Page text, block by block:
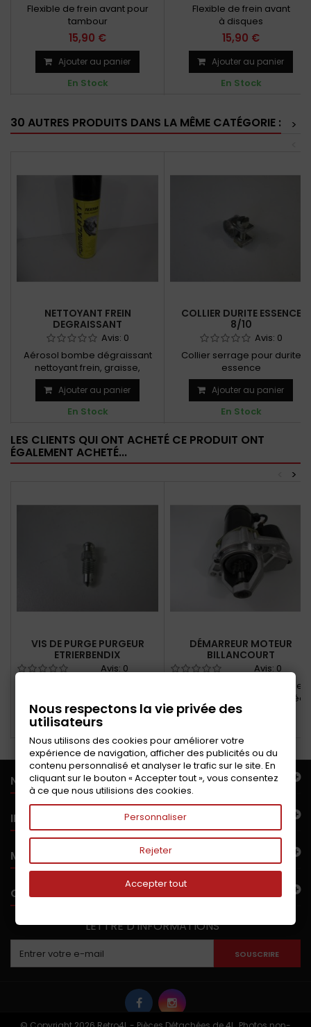
Flexible de frein avant pour
tambour
15,90 €
Ajouter au panier
En Stock
Flexible de frein avant
à disques
15,90 €
Ajouter au panier
En Stock
30 AUTRES PRODUITS DANS LA MÊME CATÉGORIE :
>
NETTOYANT FREIN
DEGRAISSANT
Avis: 0
Aérosol bombe dégraissant
nettoyant frein, graisse,
goudron et colle fraîche
Ajouter au panier
En Stock
COLLIER DURITE ESSENCE
8/10
Avis: 0
Collier serrage pour durite
essence
Ajouter au panier
En Stock
LES CLIENTS QUI ONT ACHETÉ CE PRODUIT ONT
ÉGALEMENT ACHETÉ...
>
VIS DE PURGE PURGEUR
ETRIERBENDIX
Avis: 0
Ajouter au panier
DÉMARREUR MOTEUR
BILLANCOURT
Avis: 0
Démarreur court 2 trous de
fixation puissance renforcée
NOTRE OFFRE
INFORMATIONS
MON COMPTE
CONTACTEZ-NOUS
LETTRE D'INFORMATIONS
SOUSCRIRE
Nous respectons la vie privée des
utilisateurs
Nous utilisons des cookies pour améliorer votre
expérience de navigation, afficher des publicités ou du
contenu personnalisé et analyser le trafic sur le site. En
cliquant sur le bouton « Accepter tout », vous consentez
à ce que nous utilisions des cookies.
Personnaliser
Rejeter
Accepter tout